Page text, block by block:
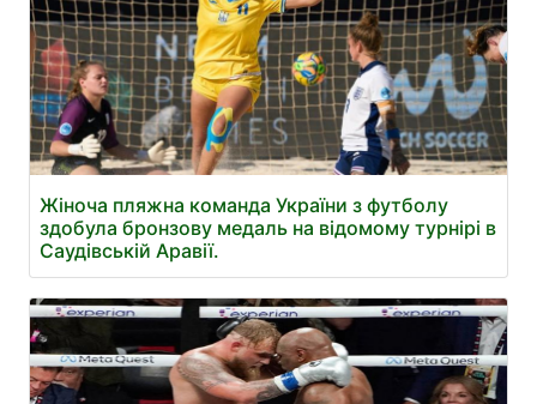
Жіноча пляжна команда України з футболу
здобула бронзову медаль на відомому турнірі в
Саудівській Аравії.